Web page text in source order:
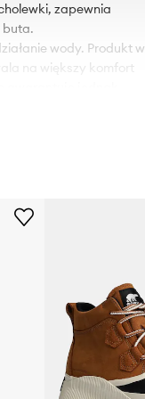
zapewnia
buta.
wody. Produkt w
na większy komfort
co chroni przed
nawierzchni.
obuwia w
w jego ściąganiu.
do stopy.